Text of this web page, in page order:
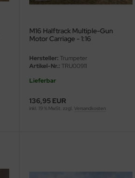
M16 Halftrack Multiple-Gun
Motor Carriage - 1:16
Hersteller: Trumpeter
Artikel-Nr.: TRU00911
Lieferbar
136,95 EUR
inkl. 19 % MwSt. zzgl. Versandkosten